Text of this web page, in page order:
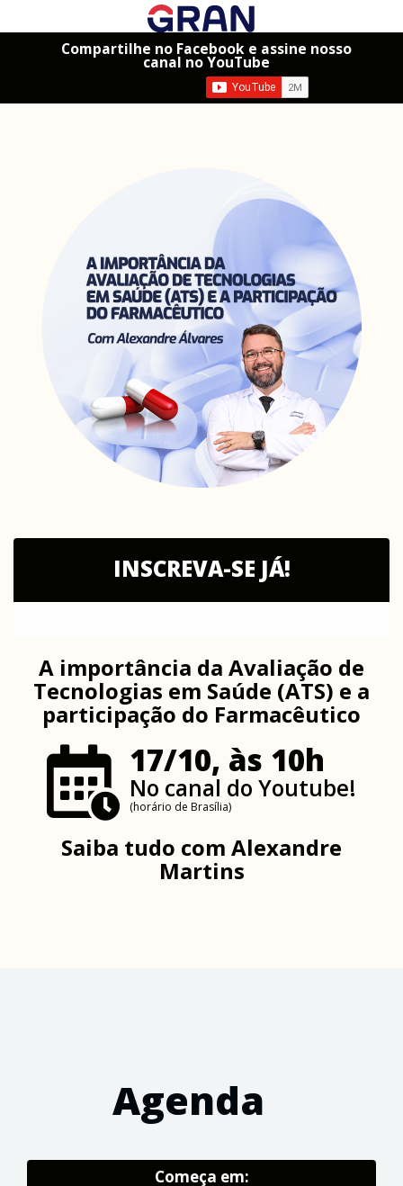
Compartilhe no Facebook e assine nosso
canal no YouTube
INSCREVA-SE JÁ!
A importância da Avaliação de
Tecnologias em Saúde (ATS) e a
participação do Farmacêutico
17/10, às 10h
No canal do Youtube!
(horário de Brasília)
Saiba tudo com Alexandre
Martins
Agenda
Começa em: